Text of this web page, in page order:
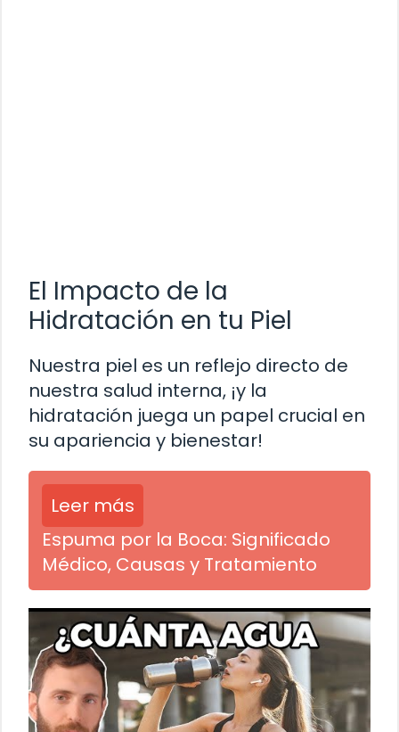
El Impacto de la
Hidratación en tu Piel
Nuestra piel es un reflejo directo de
nuestra salud interna, ¡y la
hidratación juega un papel crucial en
su apariencia y bienestar!
Leer más
Espuma por la Boca: Significado
Médico, Causas y Tratamiento